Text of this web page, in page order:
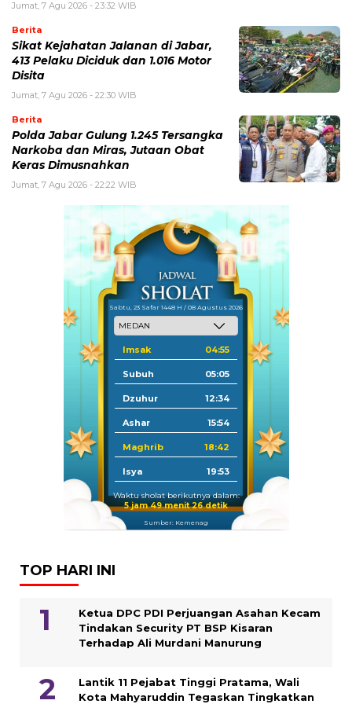
Jumat, 7 Agu 2026 - 23:32 WIB
Berita
Sikat Kejahatan Jalanan di Jabar,
413 Pelaku Diciduk dan 1.016 Motor
Disita
Jumat, 7 Agu 2026 - 22:30 WIB
Berita
Polda Jabar Gulung 1.245 Tersangka
Narkoba dan Miras, Jutaan Obat
Keras Dimusnahkan
Jumat, 7 Agu 2026 - 22:22 WIB
Sabtu, 23 Safar 1448 H / 08 Agustus 2026
Imsak 04:55
Subuh 05:05
Dzuhur 12:34
Ashar 15:54
Maghrib 18:42
Isya 19:53
Waktu sholat berikutnya dalam:
5 jam 49 menit 25 detik
Sumber: Kemenag
TOP HARI INI
Ketua DPC PDI Perjuangan Asahan Kecam
Tindakan Security PT BSP Kisaran
Terhadap Ali Murdani Manurung
Lantik 11 Pejabat Tinggi Pratama, Wali
Kota Mahyaruddin Tegaskan Tingkatkan